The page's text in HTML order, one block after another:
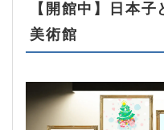
【開館中】日本
美術館